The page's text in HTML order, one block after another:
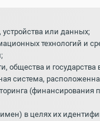
или данных;
технологий и
общества и
система,
(финансирования
в целях их